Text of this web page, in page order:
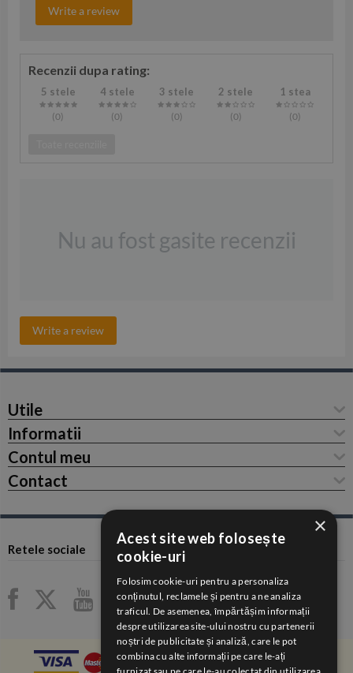
Write a review
Recenzii dupa rating:
5 stele
(0)
4 stele
(0)
3 stele
(0)
2 stele
(0)
1 stea
(0)
Nu au fost gasite recenzii
Write a review
Utile
Informatii
Contul meu
Contact
Retele sociale
×
Acest site web folosește
cookie-uri
Folosim cookie-uri pentru a personaliza
conținutul, reclamele și pentru a ne analiza
traficul. De asemenea, împărtășim informații
despre utilizarea site-ului nostru cu partenerii
noștri de publicitate și analiză, care le pot
combina cu alte informații pe care le-ați